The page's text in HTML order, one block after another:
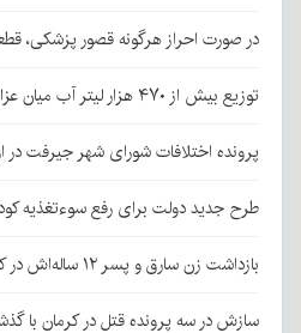
در صورت احراز هرگونه قصور پزشکی،
توزیع بیش از ۴۷۰ هزار لیتر آب میان عزاداران جامانده اربعین در کرمان
پرونده اختلافات شورای شهر جیرفت
طرح جدید دولت برای رفع سوءتغذیه
بازداشت زن سارق و پسر ۱۲ ساله‌اش در کرمان
سازش در سه پرونده قتل در کرمان با